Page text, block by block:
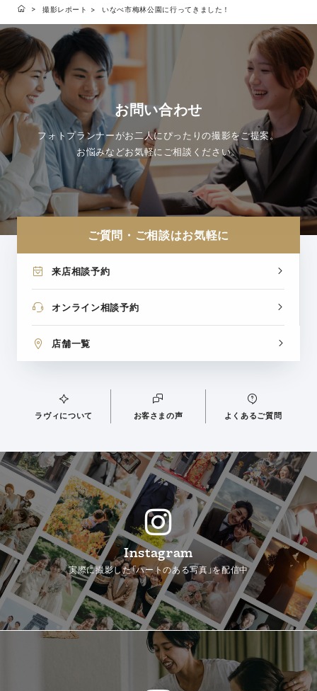
撮影レポート いなべ市梅林公園に行ってきました！
お問い合わせ
フォトプランナーがお二人にぴったりの撮影をご提案。
お悩みなどお気軽にご相談ください。
ご質問・ご相談はお気軽に
来店相談予約
オンライン相談予約
店舗一覧
ラヴィについて お客さまの声 よくあるご質問
Instagram
実際に撮影した「ハートのある写真」を配信中